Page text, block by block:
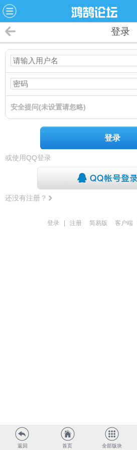
登录
安全提问(未设置请忽略)
登录
或使用QQ登录
还没有注册？
登录 注册 简易版 客户端
返回 首页 全部版块